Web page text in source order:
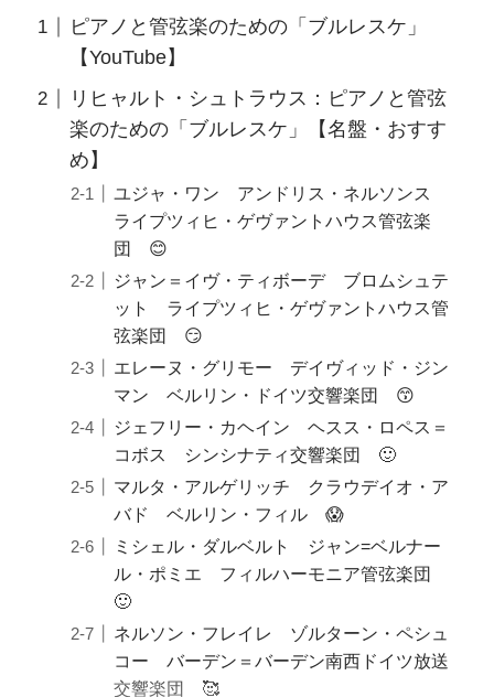
ピアノと管弦楽のための「ブルレスケ」
【YouTube】
リヒャルト・シュトラウス：ピアノと管弦
楽のための「ブルレスケ」【名盤・おすす
め】
ユジャ・ワン アンドリス・ネルソンス
ライプツィヒ・ゲヴァントハウス管弦楽
団 😊
ジャン＝イヴ・ティボーデ ブロムシュテ
ット ライプツィヒ・ゲヴァントハウス管
弦楽団 😏
エレーヌ・グリモー デイヴィッド・ジン
マン ベルリン・ドイツ交響楽団 😙
ジェフリー・カヘイン ヘスス・ロペス＝
コボス シンシナティ交響楽団 🙂
マルタ・アルゲリッチ クラウデイオ・ア
バド ベルリン・フィル 😱
ミシェル・ダルベルト ジャン=ベルナー
ル・ポミエ フィルハーモニア管弦楽団
🙂
ネルソン・フレイレ ゾルターン・ペシュ
コー バーデン＝バーデン南西ドイツ放送
交響楽団 🥰